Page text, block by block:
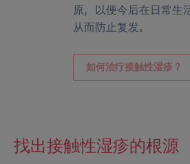
原，以便今后在日常生
从而防止复发。
如何治疗接触性湿疹？
找出接触性湿疹的根源